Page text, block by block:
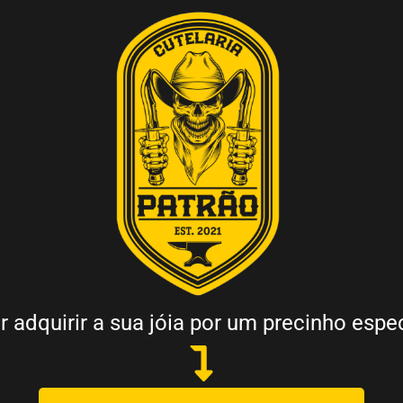
adquirir a sua jóia por um precinho